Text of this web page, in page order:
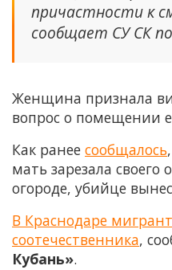
причастности к
сообщает СУ СК
Женщина признала
вопрос о помещении
Как ранее сообщалось
мать зарезала своего
огороде, убийце
В Краснодаре
соотечественника,
Кубань».